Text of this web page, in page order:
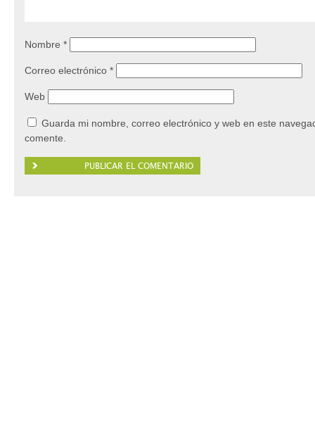
Nombre *
Correo electrónico *
Web
Guarda mi nombre, correo electrónico y web en este
comente.